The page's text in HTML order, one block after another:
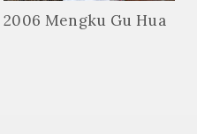
2006 Mengku Gu Hua